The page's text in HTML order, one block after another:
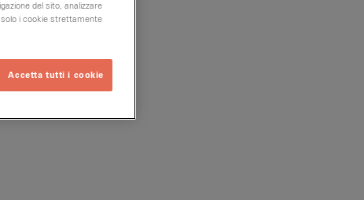
del sito, analizzare
i cookie strettamente
Accetta tutti i cookie